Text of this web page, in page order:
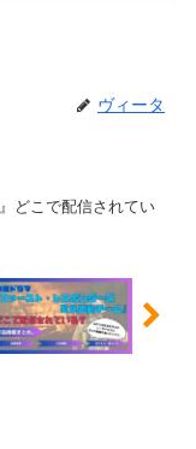
ヴィータ
どこで配信されてい